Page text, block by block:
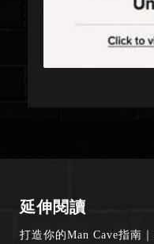
延伸閱讀
打造你的Man Cave指南